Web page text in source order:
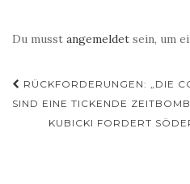
Du musst angemeldet sein, um
RÜCKFORDERUNGEN: „DIE
SIND EINE TICKENDE
KUBICKI FORDERT